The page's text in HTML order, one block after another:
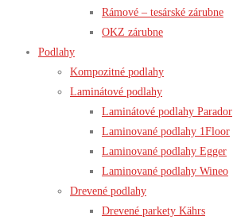
Rámové – tesárské zárubne
OKZ zárubne
Podlahy
Kompozitné podlahy
Laminátové podlahy
Laminátové podlahy Parador
Laminované podlahy 1Floor
Laminované podlahy Egger
Laminované podlahy Wineo
Drevené podlahy
Drevené parkety Kährs